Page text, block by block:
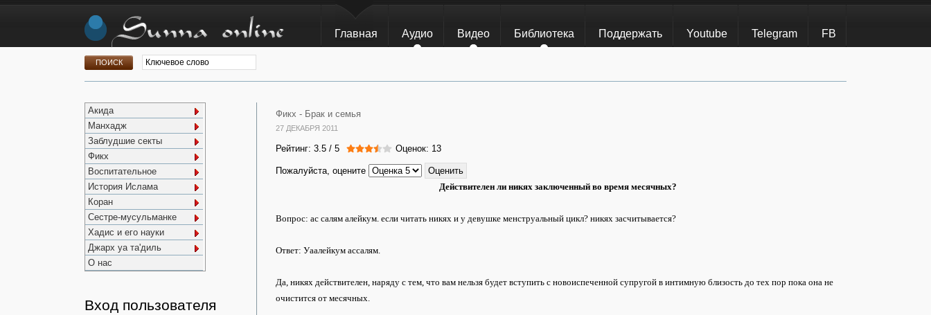
Главная Аудио Видео Библиотека Поддержать Youtube Telegram FB
Акида
Манхадж
Заблудшие секты
Фикх
Воспитательное
История Ислама
Коран
Сестре-мусульманке
Хадис и его науки
Джарх уа та'диль
О нас
Вход пользователя
Фикх - Брак и семья
27 ДЕКАБРЯ 2011
Рейтинг: 3.5 / 5 Оценок: 13
Пожалуйста, оцените
Действителен ли никях заключенный во время месячных?
Вопрос: ас салям алейкум. если читать никях и у девушке менструальный цикл? никях засчитывается?
Ответ: Уаалейкум ассалям.
Да, никях действителен, наряду с тем, что вам нельзя будет вступить с новоиспеченной супругой в интимную близость до тех пор пока она не
очистится от месячных.